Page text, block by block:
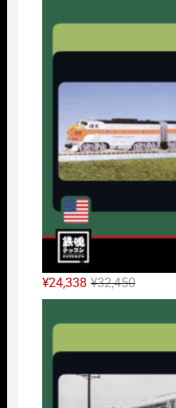
価
し
た。
の
で
す。
¥32,450元
の
価
¥32,450
¥24,338
現
在
の
は
¥24,338